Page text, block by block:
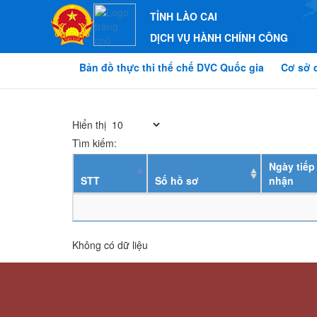
TỈNH LÀO CAI
DỊCH VỤ HÀNH CHÍNH CÔNG
Bản đồ thực thi thể chế DVC Quốc gia Cơ sở
Hiển thị
Tìm kiếm:
STT Số hồ sơ
Ngày tiếp
nhận
Không có dữ liệu